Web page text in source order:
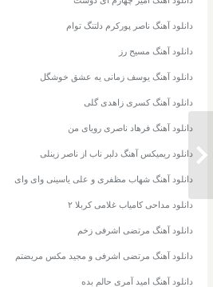
دانلود آهنگ محسن لرستانی نامرد
دانلود آهنگ ناصر پورکرم دلتنگ توام
دانلود آهنگ مسیح رز
دانلود آهنگ یوسف زمانی یه عشق خوشگل
دانلود آهنگ کسری زاهدی گلی
دانلود آهنگ فرهاد ناصری رویای من
دانلود ریمیکس آهنگ دلبر ناب از ناصر زینلی
دانلود آهنگ شهاب مظفری و علی یاسینی وای وای
دانلود مداحی کامیاب غلامی کربلا ۲
دانلود آهنگ مرتضی اشرفی زخم
دانلود آهنگ مرتضی اشرفی و مجید مکس مریضتم
دانلود آهنگ امید آمری حالم بده